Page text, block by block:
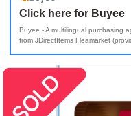
Click here for Buyee
Buyee - A multilingual purchasing
from JDirectItems Fleamarket